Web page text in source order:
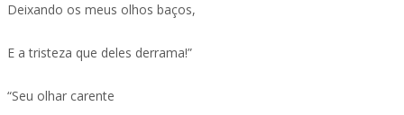
Deixando os meus olhos baços,
E a tristeza que deles derrama!”
“Seu olhar carente